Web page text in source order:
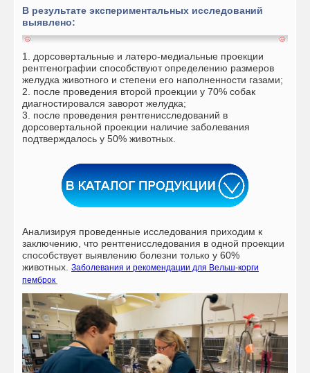
В результате экспериментальных исследований
выявлено:
1. дорсовертальные и латеро-медиальные проекции
рентгенографии способствуют определению размеров
желудка животного и степени его наполненности газами;
2. после проведения второй проекции у 70% собак
диагностировался заворот желудка;
3. после проведения рентгенисследований в
дорсовертальной проекции наличие заболевания
подтверждалось у 50% животных.
Анализируя проведенные исследования приходим к
заключению, что рентгенисследования в одной проекции
способствует выявлению болезни только у 60%
животных. Заболевания и рекомендации для Вельш-корги
пемброк